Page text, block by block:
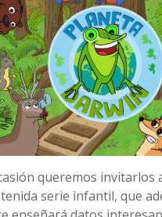
queremos invitarlos
serie infantil, que